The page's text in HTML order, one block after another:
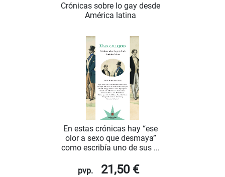
Crónicas sobre lo gay desde
América latina
En estas crónicas hay “ese
olor a sexo que desmaya”
como escribía uno de sus ...
pvp. 21,50 €